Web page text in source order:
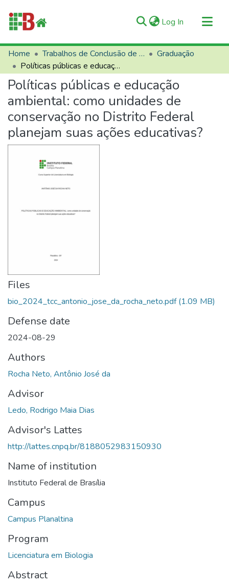
Log In (current)
Communities & Collections
All of RIIFB
Manuals and Terms
Statistics
About RIIFB
Help
Home Trabalhos de Conclusão de Curso (TCCs)
Graduação
Políticas públicas e educação ambiental: como unidades de conservação no Distrito Federal planejam suas ações educativas?
Políticas públicas e educação
ambiental: como unidades de
conservação no Distrito Federal
planejam suas ações educativas?
Files
bio_2024_tcc_antonio_jose_da_rocha_neto.pdf(1.09 MB)
Defense date
2024-08-29
Authors
Rocha Neto, Antônio José da
Advisor
Ledo, Rodrigo Maia Dias
Advisor's Lattes
http://lattes.cnpq.br/8188052983150930
Name of institution
Instituto Federal de Brasília
Campus
Campus Planaltina
Program
Licenciatura em Biologia
Abstract